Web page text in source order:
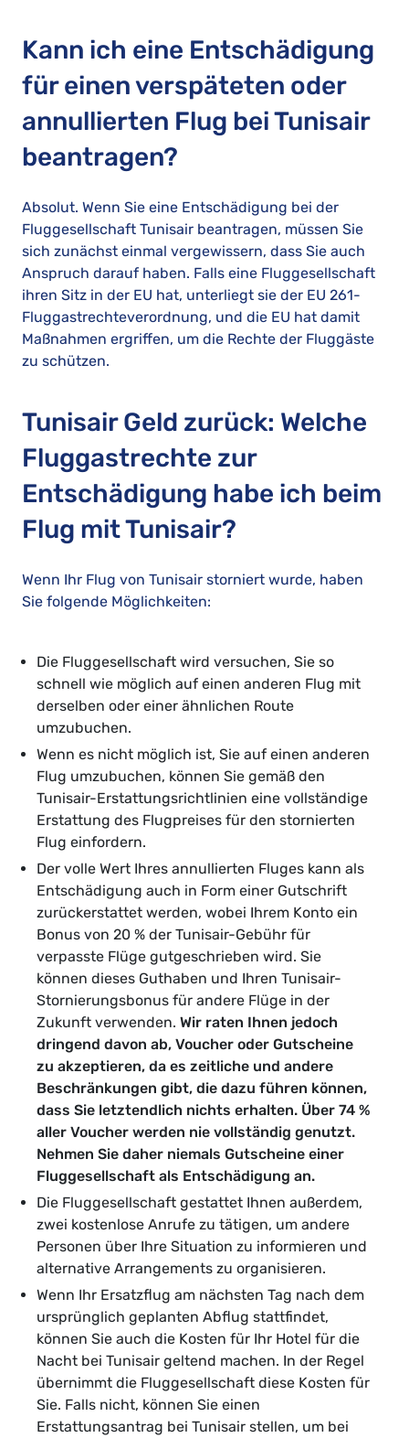
Kann ich eine Entschädigung
für einen verspäteten oder
annullierten Flug bei Tunisair
beantragen?
Absolut. Wenn Sie eine Entschädigung bei der
Fluggesellschaft Tunisair beantragen, müssen Sie
sich zunächst einmal vergewissern, dass Sie auch
Anspruch darauf haben. Falls eine Fluggesellschaft
ihren Sitz in der EU hat, unterliegt sie der EU 261-
Fluggastrechteverordnung, und die EU hat damit
Maßnahmen ergriffen, um die Rechte der Fluggäste
zu schützen.
Tunisair Geld zurück: Welche
Fluggastrechte zur
Entschädigung habe ich beim
Flug mit Tunisair?
Wenn Ihr Flug von Tunisair storniert wurde, haben
Sie folgende Möglichkeiten:
Die Fluggesellschaft wird versuchen, Sie so
schnell wie möglich auf einen anderen Flug mit
derselben oder einer ähnlichen Route
umzubuchen.
Wenn es nicht möglich ist, Sie auf einen anderen
Flug umzubuchen, können Sie gemäß den
Tunisair-Erstattungsrichtlinien eine vollständige
Erstattung des Flugpreises für den stornierten
Flug einfordern.
Der volle Wert Ihres annullierten Fluges kann als
Entschädigung auch in Form einer Gutschrift
zurückerstattet werden, wobei Ihrem Konto ein
Bonus von 20 % der Tunisair-Gebühr für
verpasste Flüge gutgeschrieben wird. Sie
können dieses Guthaben und Ihren Tunisair-
Stornierungsbonus für andere Flüge in der
Zukunft verwenden. Wir raten Ihnen jedoch
dringend davon ab, Voucher oder Gutscheine
zu akzeptieren, da es zeitliche und andere
Beschränkungen gibt, die dazu führen können,
dass Sie letztendlich nichts erhalten. Über 74 %
aller Voucher werden nie vollständig genutzt.
Nehmen Sie daher niemals Gutscheine einer
Fluggesellschaft als Entschädigung an.
Die Fluggesellschaft gestattet Ihnen außerdem,
zwei kostenlose Anrufe zu tätigen, um andere
Personen über Ihre Situation zu informieren und
alternative Arrangements zu organisieren.
Wenn Ihr Ersatzflug am nächsten Tag nach dem
ursprünglich geplanten Abflug stattfindet,
können Sie auch die Kosten für Ihr Hotel für die
Nacht bei Tunisair geltend machen. In der Regel
übernimmt die Fluggesellschaft diese Kosten für
Sie. Falls nicht, können Sie einen
Erstattungsantrag bei Tunisair stellen, um bei